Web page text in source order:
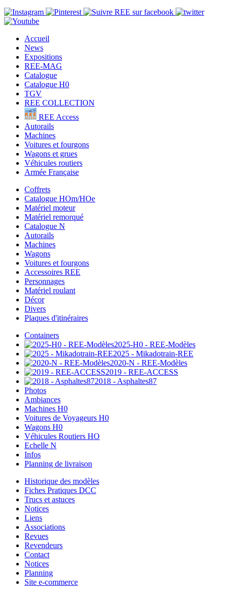
Accueil
News
Expositions
REE-MAG
Catalogue
Catalogue H0
TGV
REE COLLECTION
REE Access
Autorails
Machines
Voitures et fourgons
Wagons et grues
Véhicules routiers
Armée Française
Coffrets
Catalogue HOm/HOe
Matériel moteur
Matériel remorqué
Catalogue N
Autorails
Machines
Wagons
Voitures et fourgons
Accessoires REE
Personnages
Matériel roulant
Décor
Divers
Plaques d'itinéraires
Containers
2025-H0 - REE-Modèles
2025 - Mikadotrain-REE
2020-N - REE-Modèles
2019 - REE-ACCESS
2018 - Asphaltes87
Photos
Ambiances
Machines H0
Voitures de Voyageurs H0
Wagons H0
Véhicules Routiers HO
Echelle N
Infos
Planning de livraison
Historique des modèles
Fiches Pratiques DCC
Trucs et astuces
Notices
Liens
Associations
Revues
Revendeurs
Contact
Notices
Planning
Site e-commerce